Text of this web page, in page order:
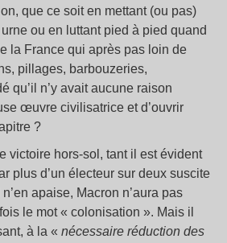
que ce soit en mettant (ou pas)
ou en luttant pied à pied quand
la France qui après pas loin de
pillages, barbouzeries,
qu’il n’y avait aucune raison
œuvre civilisatrice et d’ouvrir
?
victoire hors-sol, tant il est évident
plus d’un électeur sur deux suscite
apaise, Macron n’aura pas
le mot « colonisation ». Mais il
à la « nécessaire réduction des